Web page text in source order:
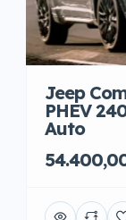
Jeep
PHEV
Auto